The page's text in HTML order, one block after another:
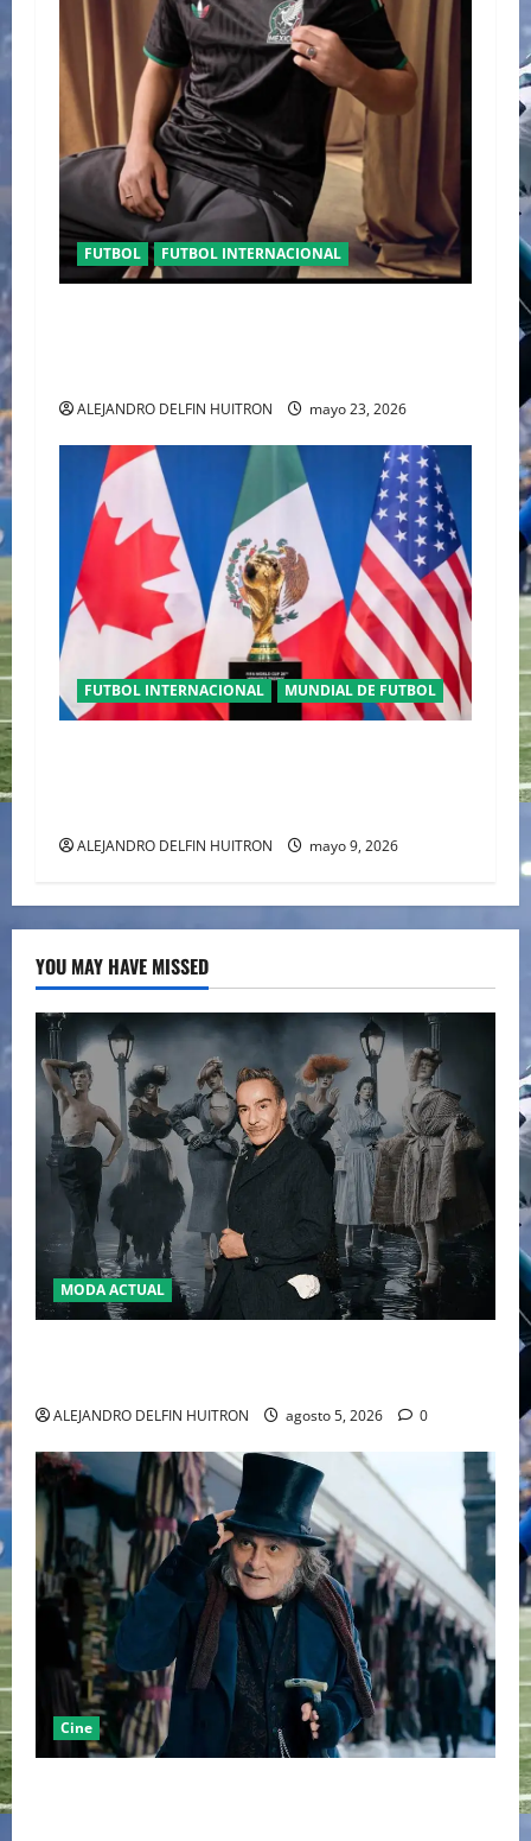
FUTBOL FUTBOL INTERNACIONAL
ALEJANDRO DELFIN HUITRON mayo 23, 2026
FUTBOL INTERNACIONAL MUNDIAL DE FUTBOL
ALEJANDRO DELFIN HUITRON mayo 9, 2026
YOU MAY HAVE MISSED
MODA ACTUAL
ALEJANDRO DELFIN HUITRON agosto 5, 2026 0
Cine